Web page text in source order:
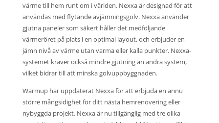
värme till hem runt om i världen. Nexxa är designad för att
användas med flytande avjämningsgolv. Nexxa använder
gjutna paneler som säkert håller det medföljande
värmeröret på plats i en optimal layout, och erbjuder en
jämn nivå av värme utan varma eller kalla punkter. Nexxa-
systemet kräver också mindre gjutning än andra system,
vilket bidrar till att minska golvuppbyggnaden.
Warmup har uppdaterat Nexxa för att erbjuda en ännu
större mångsidighet för ditt nästa hemrenovering eller
nybyggda projekt. Nexxa är nu tillgänglig med tre olika